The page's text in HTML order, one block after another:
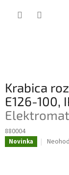
Krabica
E126-100,
880004
Novinka